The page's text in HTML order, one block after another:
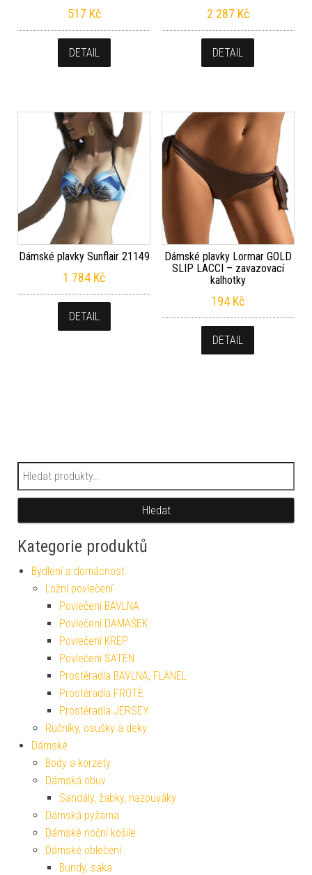
517 Kč
DETAIL
2 287 Kč
DETAIL
Dámské plavky Sunflair 21149
1 784 Kč
DETAIL
Dámské plavky Lormar GOLD
SLIP LACCI – zavazovací
kalhotky
194 Kč
DETAIL
Hledat:
Hledat
Kategorie produktů
Bydlení a domácnost
Ložní povlečení
Povlečení BAVLNA
Povlečení DAMAŠEK
Povlečení KREP
Povlečení SATÉN
Prostěradla BAVLNA, FLANEL
Prostěradla FROTÉ
Prostěradla JERSEY
Ručníky, osušky a deky
Dámské
Body a korzety
Dámská obuv
Sandály, žabky, nazouváky
Dámská pyžama
Dámské noční košile
Dámské oblečení
Bundy, saka